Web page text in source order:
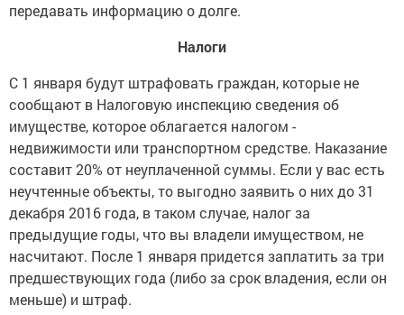
передавать информацию о долге.
Налоги
С 1 января будут штрафовать граждан, которые не
сообщают в Налоговую инспекцию сведения об
имуществе, которое облагается налогом -
недвижимости или транспортном средстве. Наказание
составит 20% от неуплаченной суммы. Если у вас есть
неучтенные объекты, то выгодно заявить о них до 31
декабря 2016 года, в таком случае, налог за
предыдущие годы, что вы владели имуществом, не
насчитают. После 1 января придется заплатить за три
предшествующих года (либо за срок владения, если он
меньше) и штраф.